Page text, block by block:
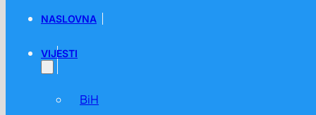
NASLOVNA
VIJESTI
BiH